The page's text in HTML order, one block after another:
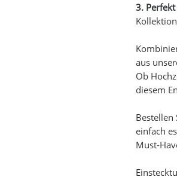
3.
aus
Ob
diesem
Bestellen
einfach
Must-